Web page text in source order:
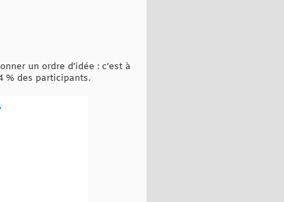
un ordre d’idée : c’est à
% des participants.